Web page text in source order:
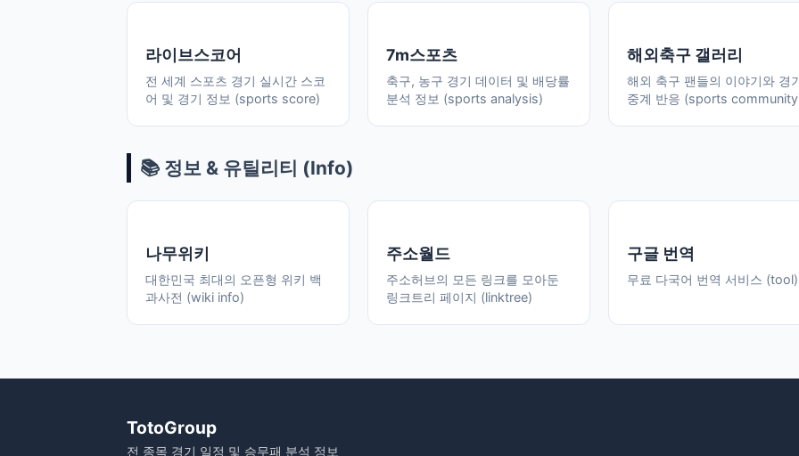
라이브스코어
전 세계 스포츠 경기 실시간 스코
어 및 경기 정보 (sports score)
7m스포츠
축구, 농구 경기 데이터 및 배당률
분석 정보 (sports analysis)
해외축구 갤러리
해외 축구 팬들의 이야기와 경
중계 반응 (sports
📚 정보 & 유틸리티 (Info)
나무위키
대한민국 최대의 오픈형 위키 백
과사전 (wiki info)
주소월드
주소허브의 모든 링크를 모아둔
링크트리 페이지 (linktree)
구글 번역
무료 다국어 번역 서비스 (tool)
TotoGroup
전 종목 경기 일정 및 승무패 분석 정보